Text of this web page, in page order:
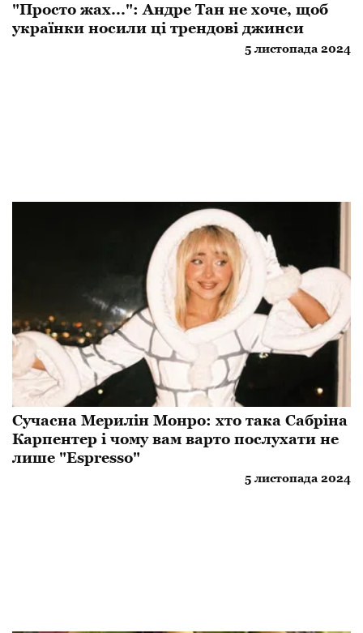
"Просто жах...": Андре Тан не хоче, щоб
українки носили ці трендові джинси
5 листопада 2024
Сучасна Мерилін Монро: хто така Сабріна
Карпентер і чому вам варто послухати не
лише "Espresso"
5 листопада 2024